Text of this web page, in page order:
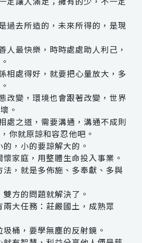
過去所造的，未來所得的，是現
人最快樂，時時處處助人利己，
相處得好，就要把心量放大，多
改變，環境也會跟著改變，世界
。
處之道，需要溝通，溝通不成則
你就原諒和容忍他吧。
，小的要諒解大的。
家庭，用整體生命投入事業。
，就是多佈施、多奉獻、多與
方的問題就解決了。
大任務：莊嚴國土，成熟眾
桶，要學無塵的反射鏡。